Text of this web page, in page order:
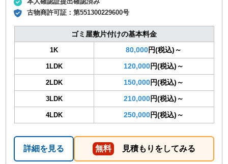
古物商許可証：第551300229600号
ゴミ屋敷片付けの基本料金
1K 80,000円(税込)～
1LDK 120,000円(税込)～
2LDK 150,000円(税込)～
3LDK 210,000円(税込)～
4LDK 250,000円(税込)～
詳細を見る 無料 見積もりをしてみる